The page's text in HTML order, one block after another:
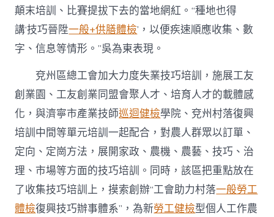
顛末培訓、比賽提拔下去的當地網紅。“種地也得
講‘技巧晉陞一般+供膳體檢’，以便疾速順應收集、數
字、信息等情形。”吳為東表現。
兗州區總工會加大力度失業技巧培訓，施展工友
創業園、工友創業同盟會聚人才、培育人才的載體感
化，與濟寧市產業技師巡迴健檢學院、兗州村落復興
培訓中間等單元培訓一起配合，對農人群眾以訂單、
定向、定崗方法，展開家政、農機、農藝、技巧、治
理、市場等方面的技巧培訓。同時，該區把重點放在
了收集技巧培訓上，摸索創辦“工會助力村落一般勞工
體檢復興技巧辦事體系”，為新勞工健檢型個人工作農